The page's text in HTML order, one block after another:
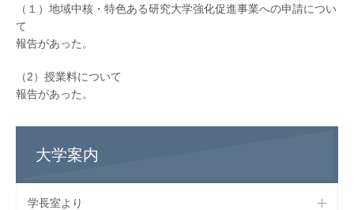
（１）地域中核・特色ある研究大学強化促進事業への申請につい
て
報告があった。
（2）授業料について
報告があった。
大学案内
学長室より